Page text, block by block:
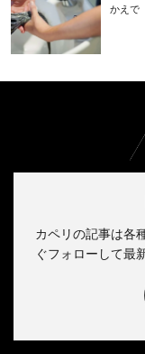
かえで
カペリの記事は各
ぐフォローして最